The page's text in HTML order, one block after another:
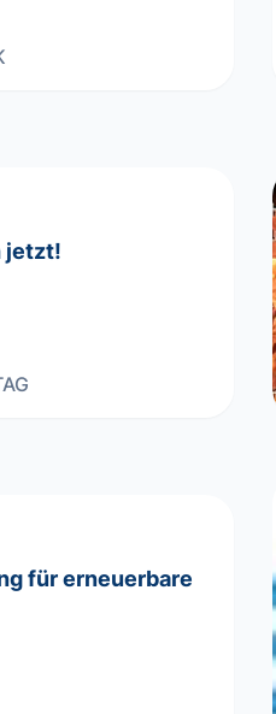
jetzt!
für erneuerbare